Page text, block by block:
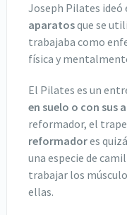
Joseph Pilates ideó
aparatosque se
trabajaba como
física y
El Pilates es un
en suelo o con sus
reformador, el
reformadores
una especie de
trabajar los
ellas.